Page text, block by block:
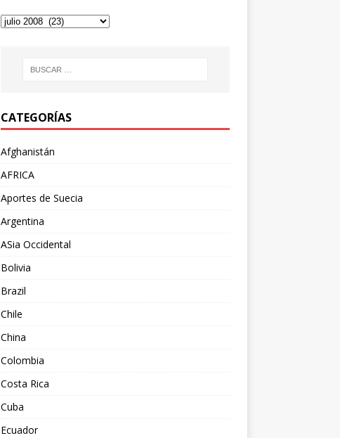
CATEGORÍAS
Afghanistán
AFRICA
Aportes de Suecia
Argentina
ASia Occidental
Bolivia
Brazil
Chile
China
Colombia
Costa Rica
Cuba
Ecuador